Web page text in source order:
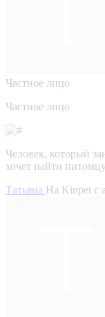
Частное лицо
Частное лицо
Человек, который
хочет найти
Татьяна На Kinpet c